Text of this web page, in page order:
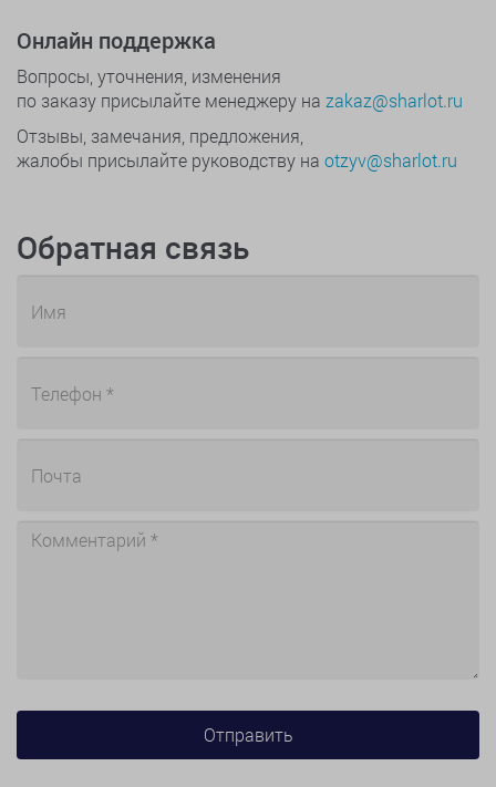
Онлайн поддержка
Вопросы, уточнения, изменения
по заказу присылайте менеджеру на zakaz@sharlot.ru
Отзывы, замечания, предложения,
жалобы присылайте руководству на otzyv@sharlot.ru
Обратная связь